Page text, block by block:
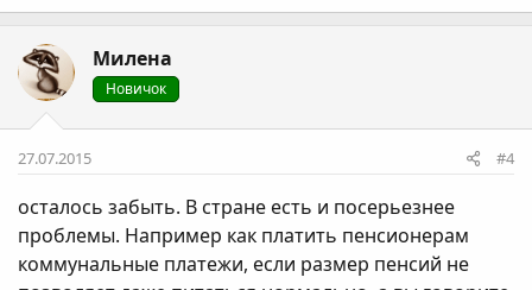
Милена
Новичок
27.07.2015 #4
осталось забыть. В стране есть и посерьезнее
проблемы. Например как платить пенсионерам
коммунальные платежи, если размер пенсий не